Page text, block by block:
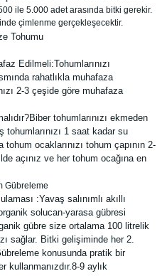
ile 5.000 adet arasında bitki gerekir.
çimlenme gerçekleşecektir.
Edilmeli:Tohumlarınızı
rahatlıkla muhafaza
2-3 çeşide göre muhafaza
tohumlarınızı ekmeden
1 saat kadar su
ocaklarınızı tohum çapının 2-
açınız ve her tohum ocağına en
:Yavaş salınımlı akıllı
solucan-yarasa gübresi
gübre size ortalama 100 litrelik
sağlar. Bitki gelişiminde her 2.
konusunda pratik bir
kullanmanızdır.8-9 aylık